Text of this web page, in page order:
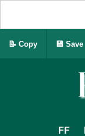
FF
📝 Copy 💾 Save